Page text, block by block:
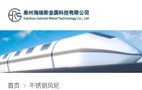
首页 不锈钢风轮